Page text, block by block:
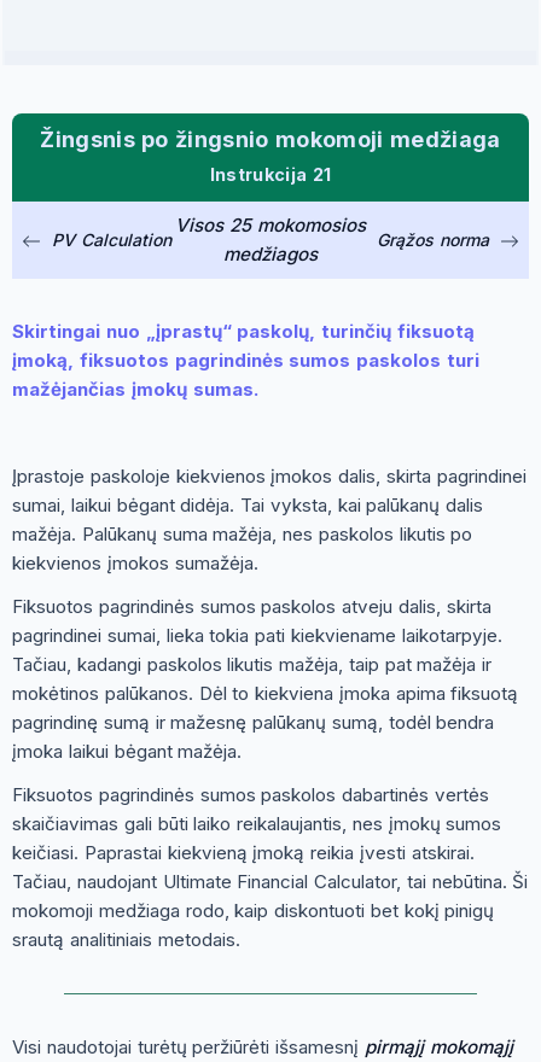
Žingsnis po žingsnio mokomoji medžiaga
Instrukcija 21
PV Calculation
Visos 25 mokomosios
medžiagos
Grąžos norma
Skirtingai nuo „įprastų“ paskolų, turinčių fiksuotą
įmoką, fiksuotos pagrindinės sumos paskolos turi
mažėjančias įmokų sumas.
Įprastoje paskoloje kiekvienos įmokos dalis, skirta pagrindinei
sumai, laikui bėgant didėja. Tai vyksta, kai palūkanų dalis
mažėja. Palūkanų suma mažėja, nes paskolos likutis po
kiekvienos įmokos sumažėja.
Fiksuotos pagrindinės sumos paskolos atveju dalis, skirta
pagrindinei sumai, lieka tokia pati kiekviename laikotarpyje.
Tačiau, kadangi paskolos likutis mažėja, taip pat mažėja ir
mokėtinos palūkanos. Dėl to kiekviena įmoka apima fiksuotą
pagrindinę sumą ir mažesnę palūkanų sumą, todėl bendra
įmoka laikui bėgant mažėja.
Fiksuotos pagrindinės sumos paskolos dabartinės vertės
skaičiavimas gali būti laiko reikalaujantis, nes įmokų sumos
keičiasi. Paprastai kiekvieną įmoką reikia įvesti atskirai.
Tačiau, naudojant Ultimate Financial Calculator, tai nebūtina. Ši
mokomoji medžiaga rodo, kaip diskontuoti bet kokį pinigų
srautą analitiniais metodais.
Visi naudotojai turėtų peržiūrėti išsamesnį pirmąjį mokomąjį